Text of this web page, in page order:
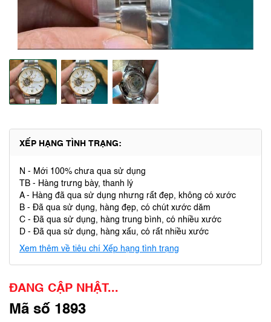
XẾP HẠNG TÌNH TRẠNG:
N - Mới 100% chưa qua sử dụng
TB - Hàng trưng bày, thanh lý
A - Hàng đã qua sử dụng nhưng rất đẹp, không có xước
B - Đã qua sử dụng, hàng đẹp, có chút xước dăm
C - Đã qua sử dụng, hàng trung bình, có nhiều xước
D - Đã qua sử dụng, hàng xấu, có rất nhiều xước
Xem thêm về tiêu chí Xếp hạng tình trạng
ĐANG CẬP NHẬT...
Mã số 1893